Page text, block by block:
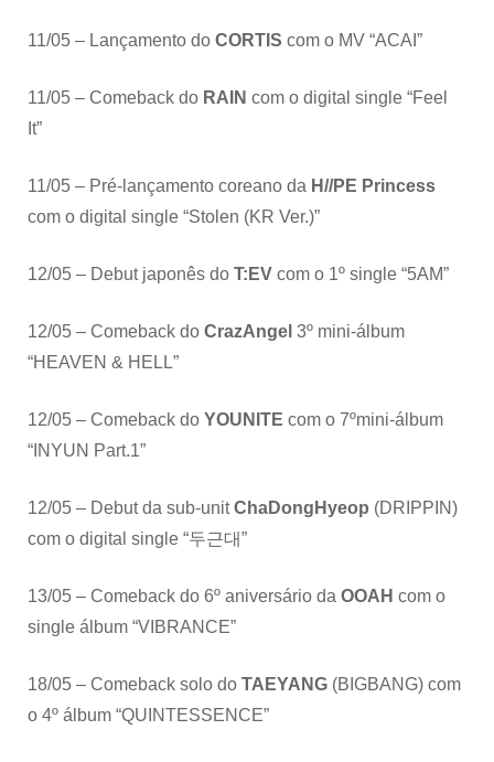
11/05 – Lançamento do CORTIS com o MV “ACAI”
11/05 – Comeback do RAIN com o digital single “Feel
It”
11/05 – Pré-lançamento coreano da H//PE Princess
com o digital single “Stolen (KR Ver.)”
12/05 – Debut japonês do T:EV com o 1º single “5AM”
12/05 – Comeback do CrazAngel 3º mini-álbum
“HEAVEN & HELL”
12/05 – Comeback do YOUNITE com o 7ºmini-álbum
“INYUN Part.1”
12/05 – Debut da sub-unitChaDongHyeop (DRIPPIN)
com o digital single “두근대”
13/05 – Comeback do 6º aniversário da OOAH com o
single álbum “VIBRANCE”
18/05 – Comeback solo do TAEYANG (BIGBANG) com
o 4º álbum “QUINTESSENCE”